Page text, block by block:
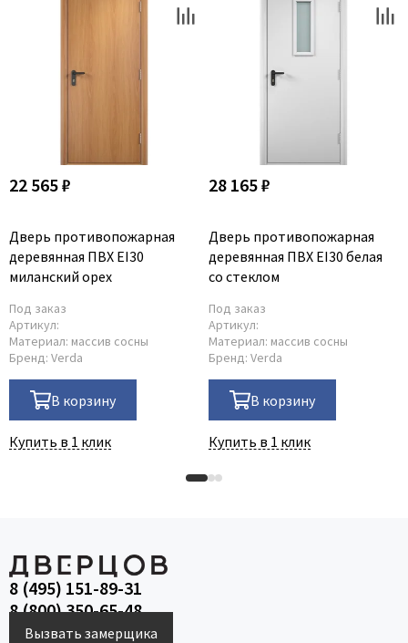
22 565 ₽
Дверь противопожарная
деревянная ПВХ EI30
миланский орех
Под заказ
Артикул:
Материал: массив сосны
Бренд: Verda
В корзину
Купить в 1 клик
28 165 ₽
Дверь противопожарная
деревянная ПВХ EI30 белая
со стеклом
Под заказ
Артикул:
Материал: массив сосны
Бренд: Verda
В корзину
Купить в 1 клик
8 (495) 151-89-31
8 (800) 350-65-48
Вызвать замерщика